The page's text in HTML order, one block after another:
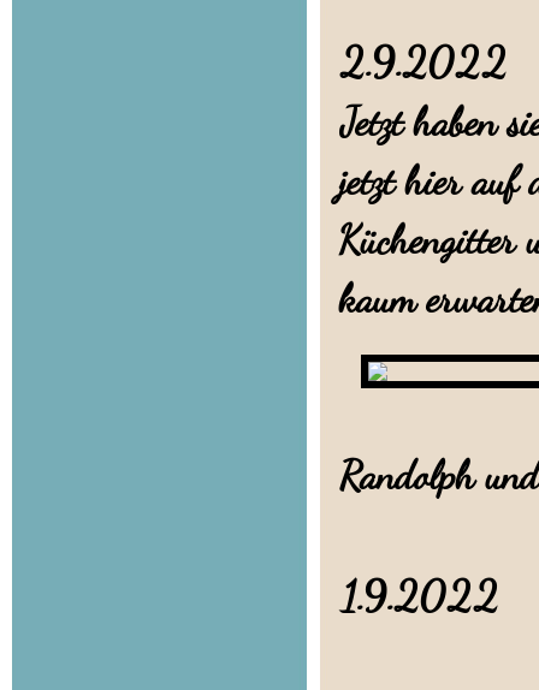
Jetzt haben
jetzt hier auf
Küchengitter
kaum
Randolph